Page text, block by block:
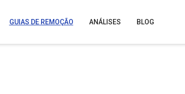
GUIAS DE REMOÇÃO ANÁLISES BLOG